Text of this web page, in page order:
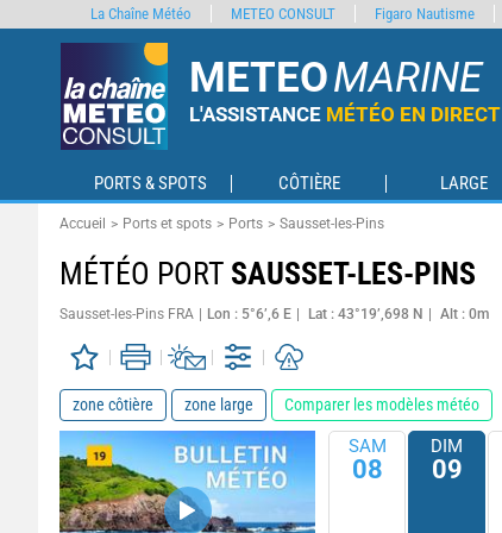
METEOMARINE
L'ASSISTANCE MÉTÉO EN DIRECT
PORTS & SPOTS CÔTIÈRE LARGE
Accueil Ports et spots Ports Sausset-les-Pins
MÉTÉO PORT SAUSSET-LES-PINS
Sausset-les-Pins FRA Lon : 5°6’,6 E Lat : 43°19’,698 N Alt : 0m
zone côtière zone large Comparer les modèles météo
SAM
08
DIM
09
La Chaîne Météo METEO CONSULT Figaro Nautisme